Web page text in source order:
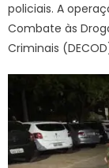
policiais. A
Combate às
Criminais